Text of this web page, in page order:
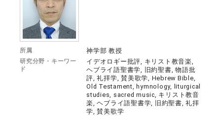
所属 神学部 教授
研究分野・キーワー
ド
イデオロギー批評, キリスト教音楽,
ヘブライ語聖書学, 旧約聖書, 物語批
評, 礼拝学, 賛美歌学, Hebrew Bible,
Old Testament, hymnology, liturgical
studies, sacred music, キリスト教音
楽, ヘブライ語聖書学, 旧約聖書, 礼拝
学, 賛美歌学